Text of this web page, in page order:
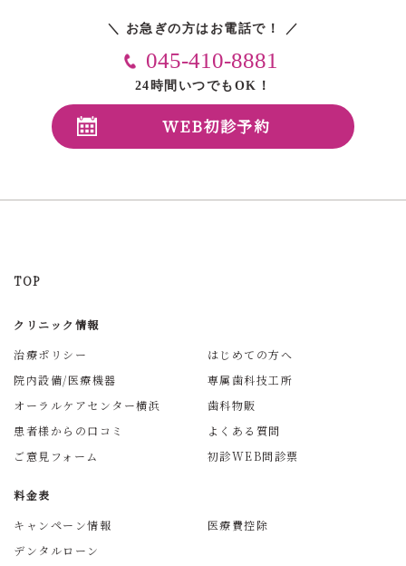
＼ お急ぎの方はお電話で！ ／
045-410-8881
24時間いつでもOK！
WEB初診予約
TOP
クリニック情報
治療ポリシー
はじめての方へ
院内設備/医療機器
専属歯科技工所
オーラルケアセンター横浜
歯科物販
患者様からの口コミ
よくある質問
ご意見フォーム
初診WEB問診票
料金表
キャンペーン情報
医療費控除
デンタルローン